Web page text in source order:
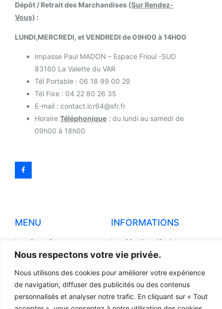
Nous respectons votre vie privée.
Nous utilisons des cookies pour améliorer votre expérience
de navigation, diffuser des publicités ou des contenus
personnalisés et analyser notre trafic. En cliquant sur « Tout
Dépôt / Retrait des Marchandises (Sur Rendez-
Vous) :
LUNDI,MERCREDI, et VENDREDI de 09H00 à 14H00
Impasse Paul MADON – Espace Frioul -SUD
83160 La Valette du VAR
Tél Portable : 06 18 99 00 29
Tél Fixe : 04 22 80 26 35
E-mail : contact.lcr64@sfr.fr
Horaire Téléphonique : du lundi au samedi de
09h00 à 18h00
MENU
Accueil
Produits
Pièces détachées
Devis
Contact
INFORMATIONS
Mentions légales
Politiques de
Conditions générales de
vente